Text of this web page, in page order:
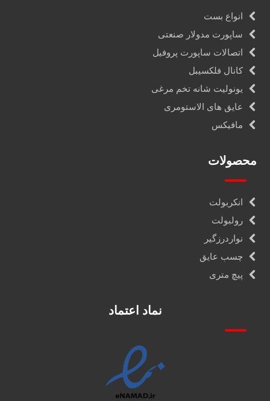
انواع بست
ساپورت مدولار صنعتی
اتصالات ساپورت پروفیل
کانال فلکسیبل
یونولیت شانه تخم مرغی
عایق های الاستومری
مافیکس
محصولات
انکربولت
رولبولت
نواردرزگیر
چسب عایق
پیچ متری
نماد اعتماد